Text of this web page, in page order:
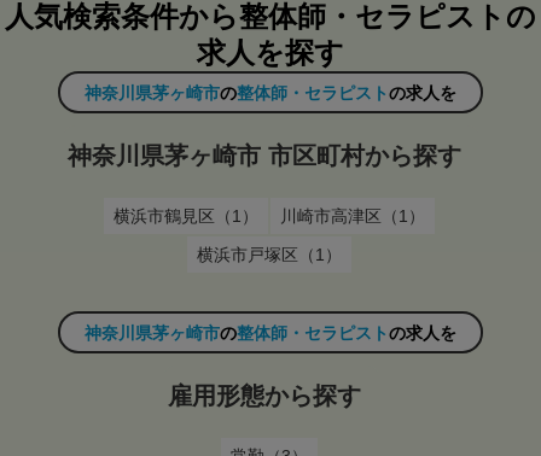
人気検索条件から整体師・セラピストの
求人を探す
神奈川県茅ヶ崎市の整体師・セラピストの求人を
神奈川県茅ヶ崎市 市区町村から探す
横浜市鶴見区（1）
川崎市高津区（1）
横浜市戸塚区（1）
神奈川県茅ヶ崎市の整体師・セラピストの求人を
雇用形態から探す